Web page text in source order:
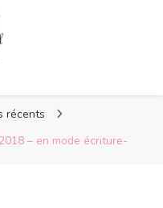
récents
– en mode écriture-